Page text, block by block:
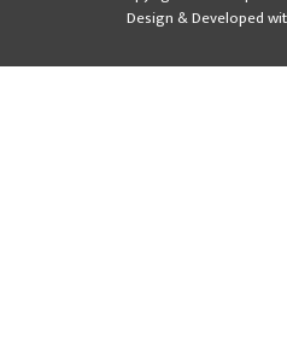
Design & Developed